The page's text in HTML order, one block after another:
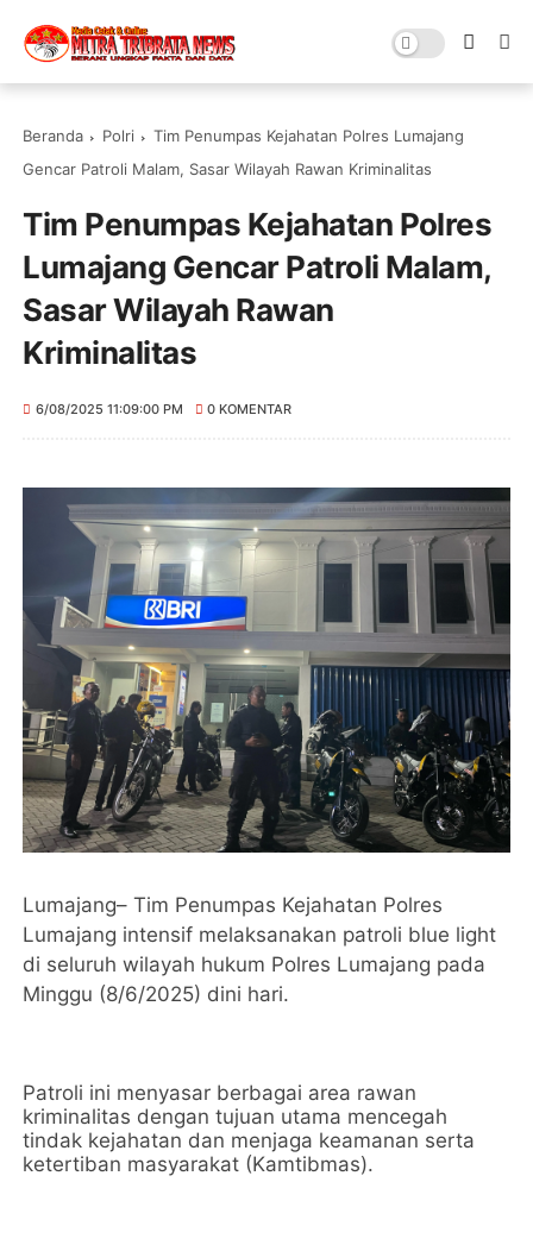
Beranda Polri
Tim Penumpas Kejahatan Polres Lumajang
Gencar Patroli Malam, Sasar Wilayah Rawan Kriminalitas
Tim Penumpas Kejahatan Polres
Lumajang Gencar Patroli Malam,
Sasar Wilayah Rawan
Kriminalitas
6/08/2025 11:09:00 PM 0 KOMENTAR
Lumajang– Tim Penumpas Kejahatan Polres
Lumajang intensif melaksanakan patroli blue light
di seluruh wilayah hukum Polres Lumajang pada
Minggu (8/6/2025) dini hari.
Patroli ini menyasar berbagai area rawan
kriminalitas dengan tujuan utama mencegah
tindak kejahatan dan menjaga keamanan serta
ketertiban masyarakat (Kamtibmas).